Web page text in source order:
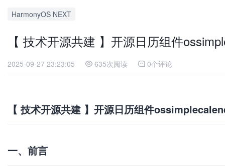
HarmonyOS NEXT
【 技术开源共建 】开源日历组件
2025-09-27 23:23:05 635次阅读 0个评论
【 技术开源共建 】开源日历组件
一、前言